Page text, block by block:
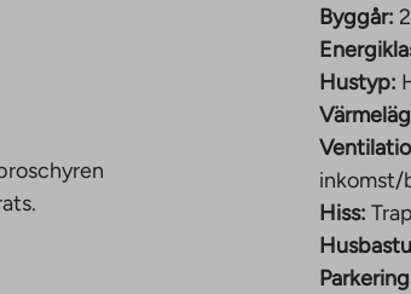
och Tapiola.
Byggår:
Hustyp:
Hiss: